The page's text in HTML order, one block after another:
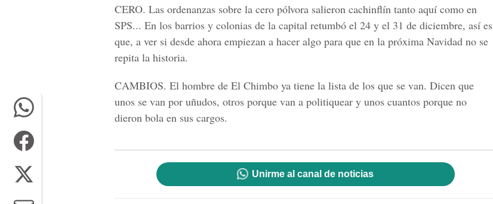
CERO. Las ordenanzas sobre la cero pólvora salieron cachinflín tanto aquí como en
SPS... En los barrios y colonias de la capital retumbó el 24 y el 31 de diciembre, así es
que, a ver si desde ahora empiezan a hacer algo para que en la próxima Navidad no se
repita la historia.
CAMBIOS. El hombre de El Chimbo ya tiene la lista de los que se van. Dicen que
unos se van por uñudos, otros porque van a politiquear y unos cuantos porque no
dieron bola en sus cargos.
Unirme al canal de noticias